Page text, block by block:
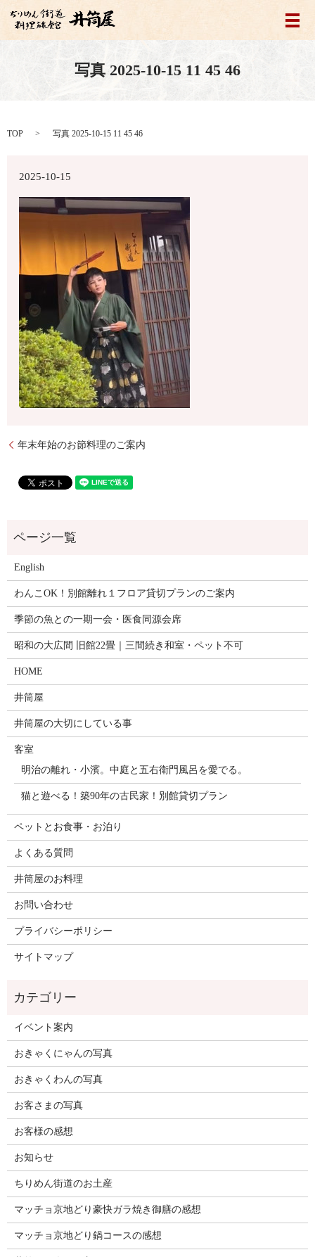
メ
写真 2025-10-15 11 45 46
TOP 写真 2025-10-15 11 45 46
2025-10-15
年末年始のお節料理のご案内
English
わんこOK！別館離れ１フロア貸切プランのご案内
季節の魚との一期一会・医食同源会席
昭和の大広間 旧館22畳｜三間続き和室・ペット不可
HOME
井筒屋
井筒屋の大切にしている事
客室
明治の離れ・小濱。中庭と五右衛門風呂を愛でる。
猫と遊べる！築90年の古民家！別館貸切プラン
ペットとお食事・お泊り
よくある質問
井筒屋のお料理
お問い合わせ
プライバシーポリシー
サイトマップ
イベント案内
おきゃくにゃんの写真
おきゃくわんの写真
お客さまの写真
お客様の感想
お知らせ
ちりめん街道のお土産
マッチョ京地どり豪快ガラ焼き御膳の感想
マッチョ京地どり鍋コースの感想